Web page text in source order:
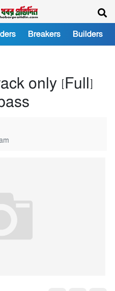
Breakers Builders
only [Full]